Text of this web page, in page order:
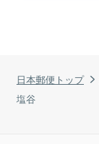
日本郵便トップ
塩谷